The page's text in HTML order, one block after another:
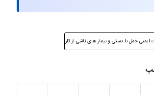
ایمنی حمل با دستی و بیمار های ناشی از کار